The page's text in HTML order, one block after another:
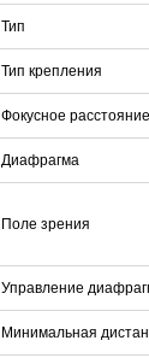
Тип
Тип крепления
Фокусное расстояние
Диафрагма
Поле зрения
Управление
Минимальная